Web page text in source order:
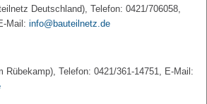
Deutschland), Telefon: 0421/706058,
Mail: info@bauteilnetz.de
Rübekamp), Telefon: 0421/361-14751, E-Mail: